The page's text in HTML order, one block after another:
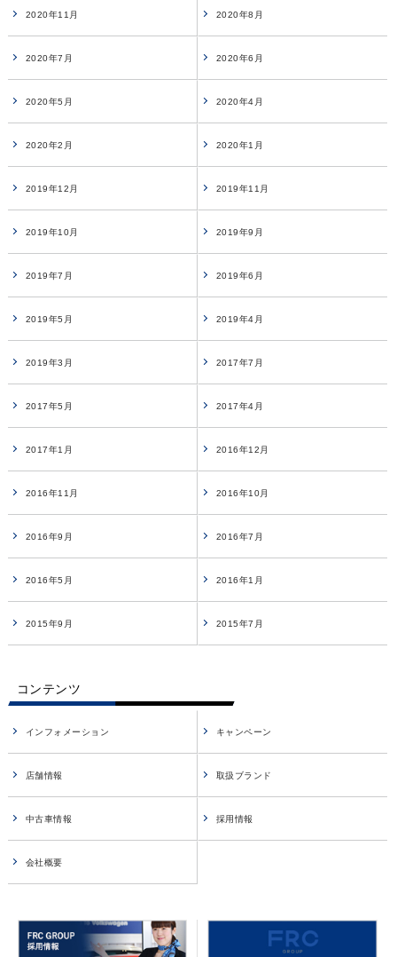
2020年11月 2020年8月
2020年7月 2020年6月
2020年5月 2020年4月
2020年2月 2020年1月
2019年12月 2019年11月
2019年10月 2019年9月
2019年7月 2019年6月
2019年5月 2019年4月
2019年3月 2017年7月
2017年5月 2017年4月
2017年1月 2016年12月
2016年11月 2016年10月
2016年9月 2016年7月
2016年5月 2016年1月
2015年9月 2015年7月
コンテンツ
インフォメーション キャンペーン
店舗情報 取扱ブランド
中古車情報 採用情報
会社概要